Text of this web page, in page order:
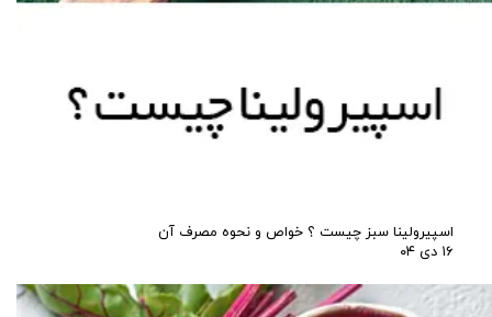
اسپیرولینا سبز چیست ؟ خواص و نحوه مصرف آن
۱۶ دی ۰۴